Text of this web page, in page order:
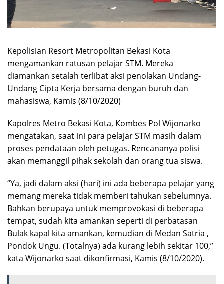
Kepolisian Resort Metropolitan Bekasi Kota
mengamankan ratusan pelajar STM. Mereka
diamankan setalah terlibat aksi penolakan Undang-
Undang Cipta Kerja bersama dengan buruh dan
mahasiswa, Kamis (8/10/2020)
Kapolres Metro Bekasi Kota, Kombes Pol Wijonarko
mengatakan, saat ini para pelajar STM masih dalam
proses pendataan oleh petugas. Rencananya polisi
akan memanggil pihak sekolah dan orang tua siswa.
“Ya, jadi dalam aksi (hari) ini ada beberapa pelajar yang
memang mereka tidak memberi tahukan sebelumnya.
Bahkan berupaya untuk memprovokasi di beberapa
tempat, sudah kita amankan seperti di perbatasan
Bulak kapal kita amankan, kemudian di Medan Satria ,
Pondok Ungu. (Totalnya) ada kurang lebih sekitar 100,”
kata Wijonarko saat dikonfirmasi, Kamis (8/10/2020).